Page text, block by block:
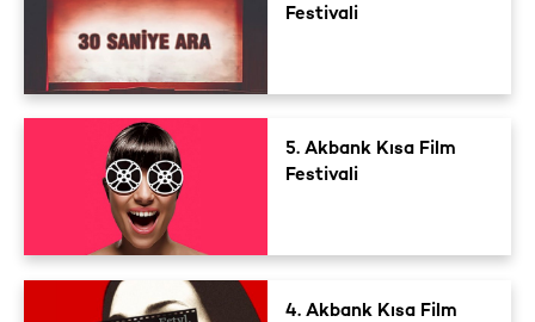
Festivali
5. Akbank Kısa Film
Festivali
4. Akbank Kısa Film